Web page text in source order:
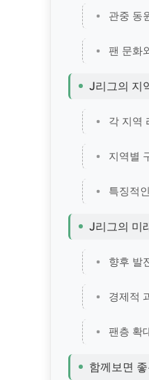
관중 동
팬 문화
J리그의 지
각 지역
지역별
특징적
J리그의 미
향후 발
경제적
팬층 확
함께보면